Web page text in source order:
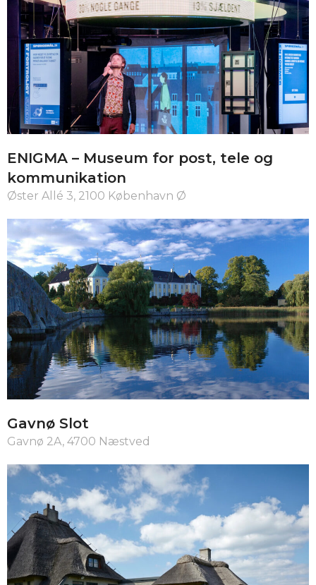
ENIGMA – Museum for post, tele og
kommunikation
Øster Allé 3, 2100 København Ø
Gavnø Slot
Gavnø 2A, 4700 Næstved